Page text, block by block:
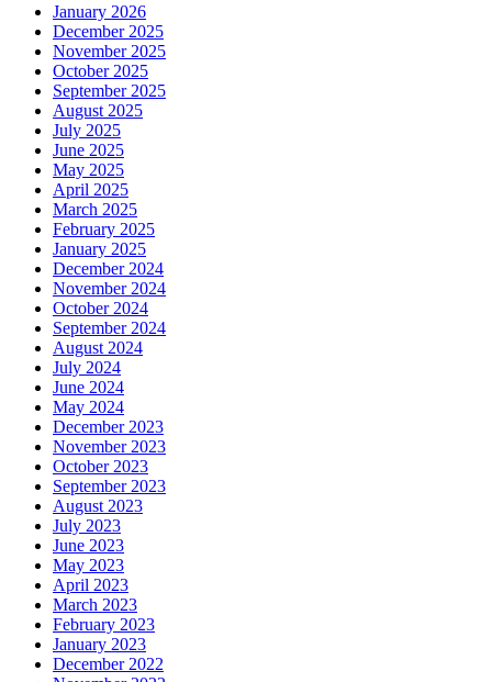
January 2026
December 2025
November 2025
October 2025
September 2025
August 2025
July 2025
June 2025
May 2025
April 2025
March 2025
February 2025
January 2025
December 2024
November 2024
October 2024
September 2024
August 2024
July 2024
June 2024
May 2024
December 2023
November 2023
October 2023
September 2023
August 2023
July 2023
June 2023
May 2023
April 2023
March 2023
February 2023
January 2023
December 2022